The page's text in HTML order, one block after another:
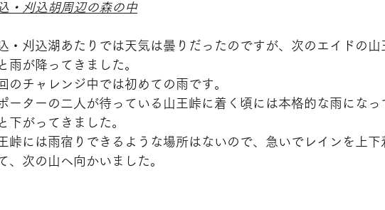
・刈込胡周辺の森の中
・刈込湖あたりでは天気は曇りだったのですが、次のエイドの
雨が降ってきました。
のチャレンジ中では初めての雨です。
ーターの二人が待っている山王峠に着く頃には本格的な雨にな
下がってきました。
峠には雨宿りできるような場所はないので、急いでレインを上
、次の山へ向かいました。